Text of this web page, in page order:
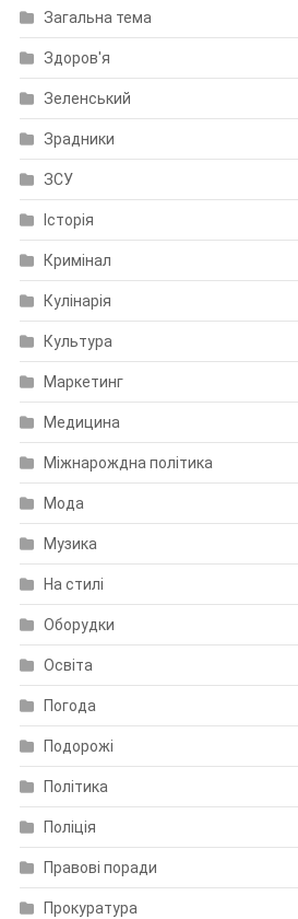
Загальна тема
Здоров'я
Зеленський
Зрадники
ЗСУ
Історія
Кримінал
Кулінарія
Культура
Маркетинг
Медицина
Міжнарождна політика
Мода
Музика
На стилі
Оборудки
Освіта
Погода
Подорожі
Політика
Поліція
Правові поради
Прокуратура